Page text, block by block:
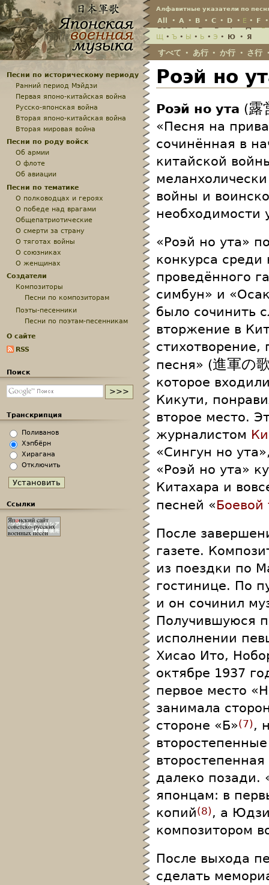
Алфавитные указатели по
All • A • B • C • D • E • F
Всё•А•Б•В•Г•Д•Е
Щ • Ъ • Ы • Ь • Э • Ю • Я
すべて • あ行 • か行 • さ行
Роэй но
Роэй но ута (露
«Песня на
сочинённая в
китайской
войны и
необходимости
«Роэй но ута»
конкурса среди
проведённого
симбун» и
было сочинить
вторжение в
стихотворение,
песня» (進軍の
которое
Кикути,
второе место.
журналистом
«Сингун но
«Роэй но ута»
Китахара и
песней «
После
газете.
из поездки по
гостинице. По
и он сочинил
Получившуюся
исполнении
Хисао Ито,
октябре 1937
первое место
занимала
стороне «Б» 7 ,
далеко позади.
японцам: в
копий 8 , а
композитором
После выхода
сделать
Песни по историческому периоду
Ранний период Мэйдзи
Первая японо-китайская война
Русско-японская война
Вторая японо-китайская война
Вторая мировая война
Песни по роду войск
Об армии
О флоте
Об авиации
Песни по тематике
О полководцах и героях
О победе над врагами
Общепатриотические
О смерти за страну
О тяготах войны
О союзниках
О женщинах
Создатели
Композиторы
Песни по композиторам
Поэты-песенники
Песни по поэтам-песенникам
О сайте
RSS
Поиск
Транскрипция
Поливанов
Хэпбёрн
Хирагана
Отключить
Ссылки